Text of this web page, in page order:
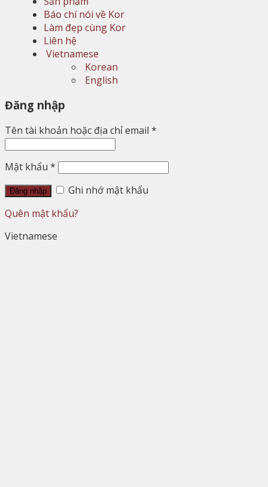
Báo chí nói về Kor
Làm đẹp cùng Kor
Liên hệ
Vietnamese
Korean
English
Đăng nhập
Tên tài khoản hoặc địa chỉ email *
Mật khẩu *
Đăng nhập
Ghi nhớ mật khẩu
Quên mật khẩu?
Vietnamese